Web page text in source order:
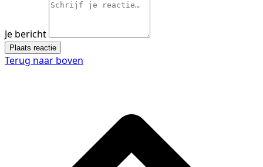
Je bericht
Plaats reactie
Terug naar boven